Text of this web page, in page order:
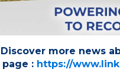
Discover more news
page : https://